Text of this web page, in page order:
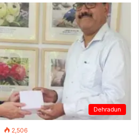
Dehradun
2,506